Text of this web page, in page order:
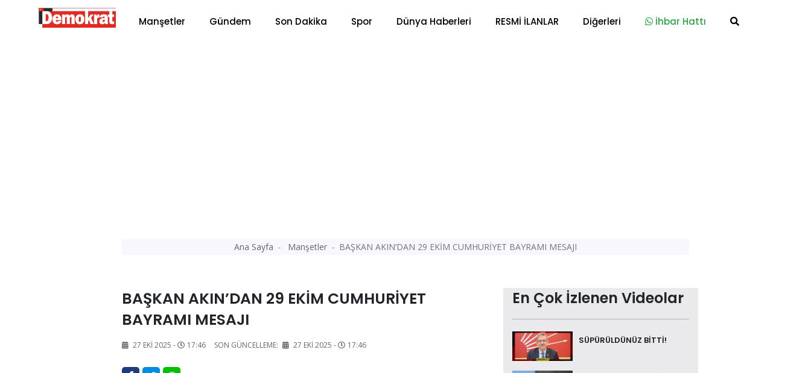
Manşetler Gündem Son Dakika Spor Dünya Haberleri RESMİ İLANLAR Diğerleri İhbar Hattı
Ana Sayfa Manşetler BAŞKAN AKIN’DAN 29 EKİM CUMHURİYET BAYRAMI MESAJI
BAŞKAN AKIN’DAN 29 EKİM CUMHURİYET
BAYRAMI MESAJI
27 EKI 2025 - 17:46 SON GÜNCELLEME: 27 EKI 2025 - 17:46
En Çok İzlenen Videolar
SÜPÜRÜLDÜNÜZ BİTTİ!